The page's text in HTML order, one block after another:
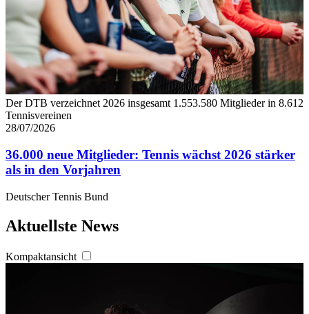
Der DTB verzeichnet 2026 insgesamt 1.553.580 Mitglieder in 8.612
Tennisvereinen
28/07/2026
36.000 neue Mitglieder: Tennis wächst 2026 stärker
als in den Vorjahren
Deutscher Tennis Bund
Aktuellste News
Kompaktansicht